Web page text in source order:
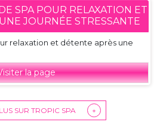
SPA POUR RELAXATION ET
JOURNÉE STRESSANTE
relaxation et détente après une
la page
SUR TROPIC SPA +